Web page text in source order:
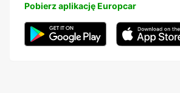
Pobierz aplikację Europcar